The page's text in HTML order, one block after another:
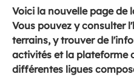
Voici la nouvelle page de
Vous pouvez y consulter
terrains, y trouver de
activités et la plateforme
différentes ligues